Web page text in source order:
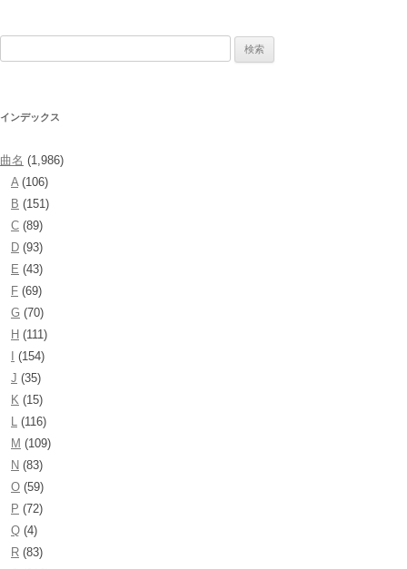
インデックス
曲名 (1,986)
A(106)
B (151)
C (89)
D (93)
E (43)
F (69)
G (70)
H (111)
(154)
J (35)
K (15)
L (116)
M (109)
N (83)
O (59)
P (72)
Q (4)
R (83)